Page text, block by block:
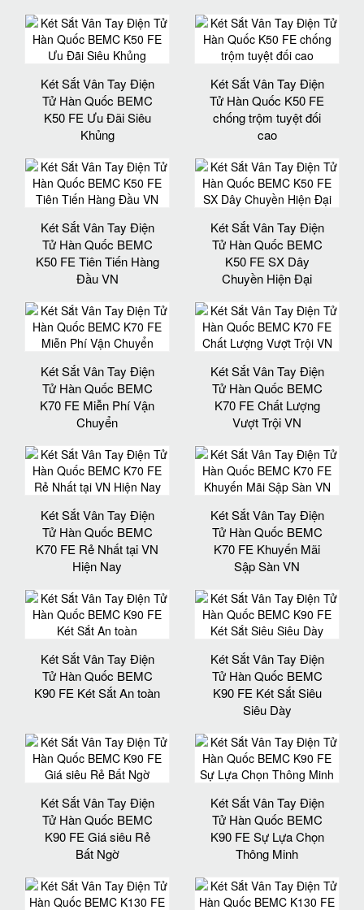
Két Sắt Vân Tay Điện
Tử Hàn Quốc BEMC
K50 FE Ưu Đãi Siêu
Khủng
Két Sắt Vân Tay Điện
Tử Hàn Quốc K50 FE
chống trộm tuyệt đối
cao
Két Sắt Vân Tay Điện
Tử Hàn Quốc BEMC
K50 FE Tiên Tiến Hàng
Đầu VN
Két Sắt Vân Tay Điện
Tử Hàn Quốc BEMC
K50 FE SX Dây
Chuyền Hiện Đại
Két Sắt Vân Tay Điện
Tử Hàn Quốc BEMC
K70 FE Miễn Phí Vận
Chuyển
Két Sắt Vân Tay Điện
Tử Hàn Quốc BEMC
K70 FE Chất Lượng
Vượt Trội VN
Két Sắt Vân Tay Điện
Tử Hàn Quốc BEMC
K70 FE Rẻ Nhất tại VN
Hiện Nay
Két Sắt Vân Tay Điện
Tử Hàn Quốc BEMC
K70 FE Khuyến Mãi
Sập Sàn VN
Két Sắt Vân Tay Điện
Tử Hàn Quốc BEMC
K90 FE Két Sắt An toàn
Két Sắt Vân Tay Điện
Tử Hàn Quốc BEMC
K90 FE Két Sắt Siêu
Siêu Dày
Két Sắt Vân Tay Điện
Tử Hàn Quốc BEMC
K90 FE Giá siêu Rẻ
Bất Ngờ
Két Sắt Vân Tay Điện
Tử Hàn Quốc BEMC
K90 FE Sự Lựa Chọn
Thông Minh